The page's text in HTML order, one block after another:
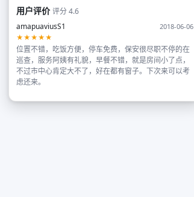
用户评价评分 4.6
amapuaviusS1
2018-06-06
★★★★★
位置不错，吃饭方便，停车免费，保安很尽职不停的在
巡查，服务阿姨有礼貌，早餐不错，就是房间小了点，
不过市中心肯定大不了，好在都有窗子。下次来可以考
虑还来。